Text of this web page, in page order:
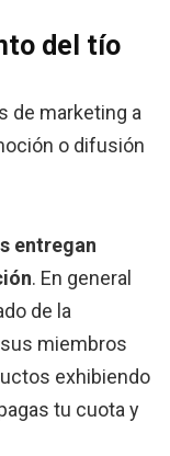
del tío
de marketing a
o difusión
entregan
. En general
de la
miembros
exhibiendo
tu cuota y